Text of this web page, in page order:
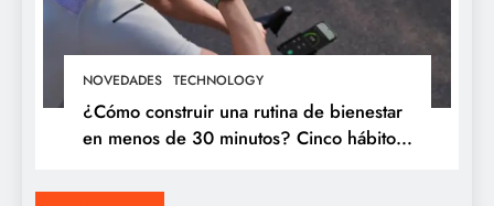
NOVEDADES TECHNOLOGY
¿Cómo construir una rutina de bienestar
en menos de 30 minutos? Cinco hábitos